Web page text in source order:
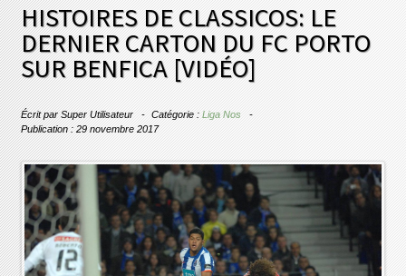
HISTOIRES DE CLASSICOS: LE
DERNIER CARTON DU FC PORTO
SUR BENFICA [VIDÉO]
Écrit parSuper Utilisateur Catégorie :Liga Nos
Publication : 29 novembre 2017